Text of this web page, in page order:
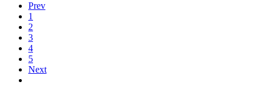
Prev
1
2
3
4
5
Next